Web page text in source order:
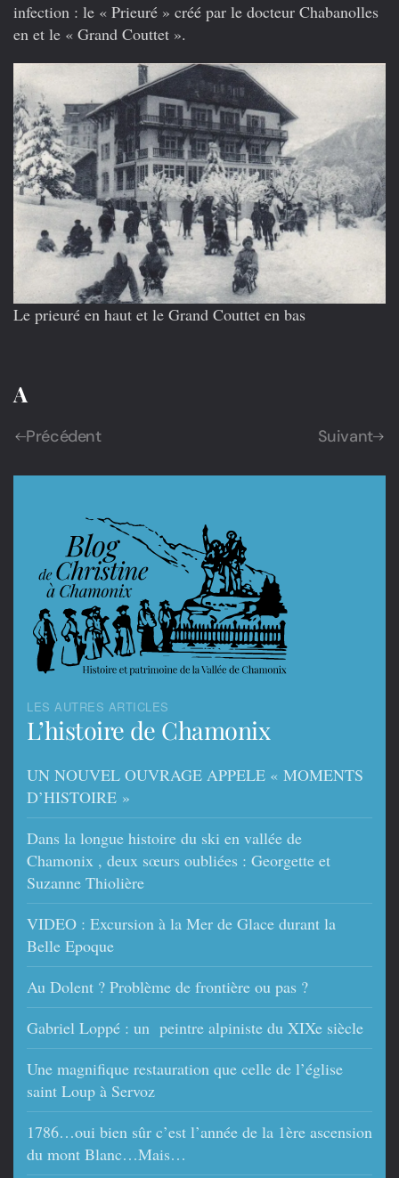
infection : le « Prieuré » créé par le docteur Chabanolles
en et le « Grand Couttet ».
Le prieuré en haut et le Grand Couttet en bas
A
Précédent Suivant
LES AUTRES ARTICLES
L’histoire de Chamonix
UN NOUVEL OUVRAGE APPELE « MOMENTS
D’HISTOIRE »
Dans la longue histoire du ski en vallée de
Chamonix , deux sœurs oubliées : Georgette et
Suzanne Thiolière
VIDEO : Excursion à la Mer de Glace durant la
Belle Epoque
Au Dolent ? Problème de frontière ou pas ?
Gabriel Loppé : un peintre alpiniste du XIXe siècle
Une magnifique restauration que celle de l’église
saint Loup à Servoz
1786…oui bien sûr c’est l’année de la 1ère ascension
du mont Blanc…Mais…